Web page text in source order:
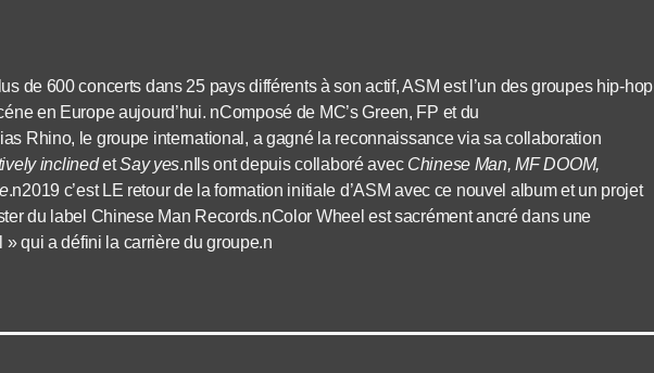
de 600 concerts dans 25 pays différents à son actif, ASM est l’un des groupes hip-hop
en Europe aujourd’hui. nComposé de MC’s Green, FP et du
Rhino, le groupe international, a gagné la reconnaissance via sa collaboration
inclinedetSay yes.nIls ont depuis collaboré avec Chinese Man, MF DOOM,
.n2019 c’est LE retour de la formation initiale d’ASM avec ce nouvel album et un projet
du label Chinese Man Records.nColor Wheel est sacrément ancré dans une
qui a défini la carrière du groupe.n